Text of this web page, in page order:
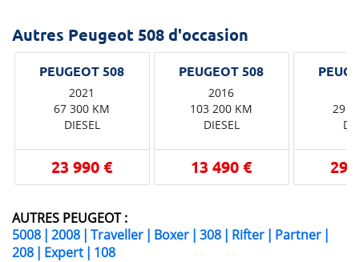
Autres Peugeot 508 d'occasion
2021
67 300 KM
DIESEL
23 990 €
2016
103 200 KM
DIESEL
13 490 €
29
29
AUTRES PEUGEOT :
5008 | 2008 | Traveller | Boxer | 308 | Rifter | Partner |
208 | Expert | 108